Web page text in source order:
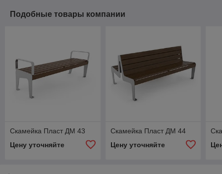
Подобные товары компании
Скамейка Пласт ДМ 43
Цену уточняйте
Скамейка Пласт ДМ 44
Цену уточняйте